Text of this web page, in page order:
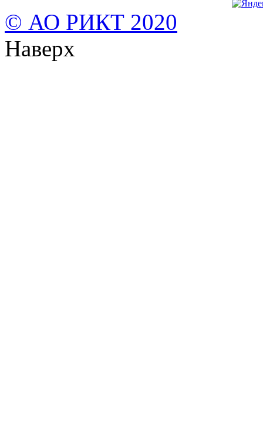
© АО РИКТ 2020
Наверх